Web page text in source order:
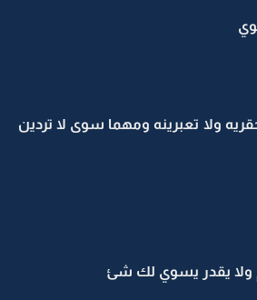
ولا تعبرينه ومهما سوى لا تردين
ولا يقدر يسوي لك شئ